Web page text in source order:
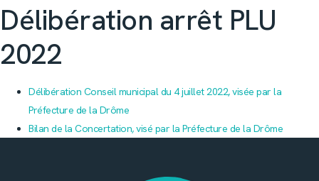
Délibération arrêt PLU
2022
Délibération Conseil municipal du 4 juillet 2022, visée par la
Préfecture de la Drôme
Bilan de la Concertation, visé par la Préfecture de la Drôme